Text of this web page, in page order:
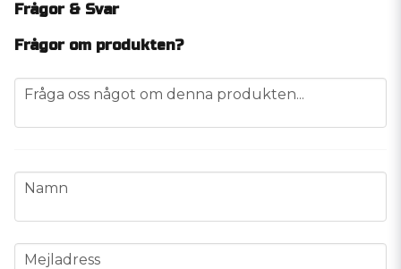
Frågor & Svar
Frågor om produkten?
question
Fråga oss något om denna produkten...
name
Namn
email
Mejladress